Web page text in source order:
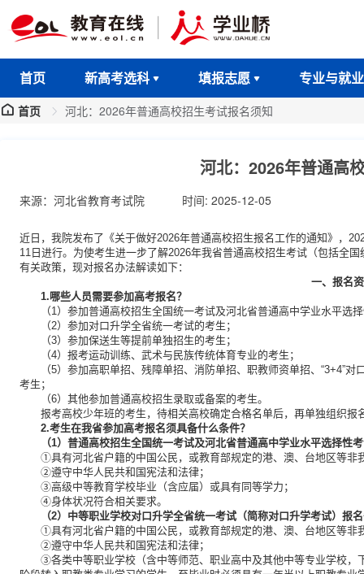
首页 新高考选科 填报志愿 专业与就业
首页 河北：2026年普通高校招生考试报名须知
河北：2026年普通高
来源：河北省教育考试院 时间: 2025-12-05
近日，我院发布了《关于做好2026年普通高校招生报名工作的通知》，
11日进行。为使考生进一步了解2026年我省普通高校招生考试（包括全
有关政策，现对报名办法解读如下：
一、报名
1.哪些人员需要参加高考报名？
（1）参加普通高校招生全国统一考试及河北省普通高中学业水平选
（2）参加对口升学全省统一考试的考生；
（3）参加保送生等提前单独招生的考生；
（4）报考运动训练、武术与民族传统体育专业的考生；
（5）参加高职单招、残障单招、消防单招、职教师资单招、“3+4”
考生；
（6）其他参加普通高校招生录取或备案的考生。
报考高校少年班的考生，待相关高校确定合格名单后，再单独组织报
2.考生在我省参加高考报名须具备什么条件？
（1）普通高校招生全国统一考试及河北省普通高中学业水平选择性
①具有河北省户籍的中国公民，或教育部规定的港、澳、台地区等非
②遵守中华人民共和国宪法和法律；
③高级中等教育学校毕业（含应届）或具有同等学力；
④身体状况符合相关要求。
（2）中等职业学校对口升学全省统一考试（简称对口升学考试）报
①具有河北省户籍的中国公民，或教育部规定的港、澳、台地区等非
②遵守中华人民共和国宪法和法律；
③各类中等职业学校（含中等师范、职业高中及其他中等专业学校